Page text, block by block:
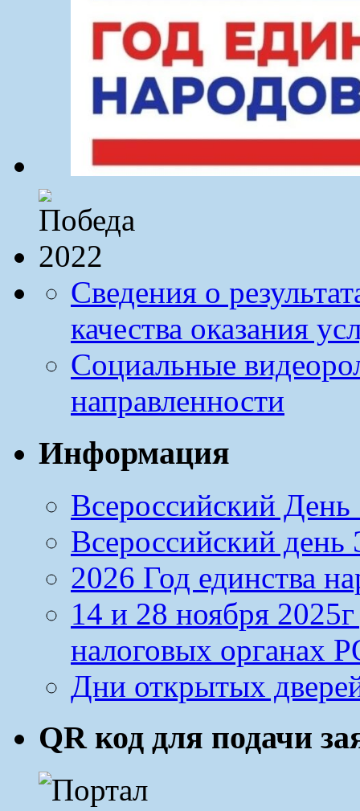
Сведения о
качества оказания
Социальные
направленности
Информация
Всероссийский День
Всероссийский день
2026 Год единства
14 и 28 ноября
налоговых органах
Дни открытых
QR код для подачи